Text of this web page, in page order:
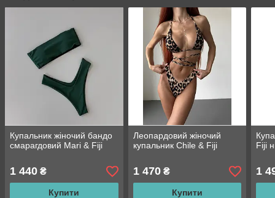
Купальник жіночий бандо
смарагдовий Mari & Fiji
1 440 ₴
Купити
Леопардовий жіночий
купальник Chile & Fiji
1 470₴
Купити
Fiji
1